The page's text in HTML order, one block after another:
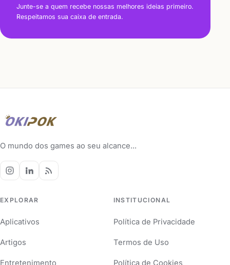
Junte-se a quem recebe nossas melhores ideias primeiro.
Respeitamos sua caixa de entrada.
O mundo dos games ao seu alcance...
EXPLORAR
Aplicativos
Artigos
Entretenimento
INSTITUCIONAL
Política de Privacidade
Termos de Uso
Política de Cookies